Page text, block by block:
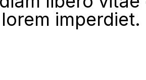
imperdiet.